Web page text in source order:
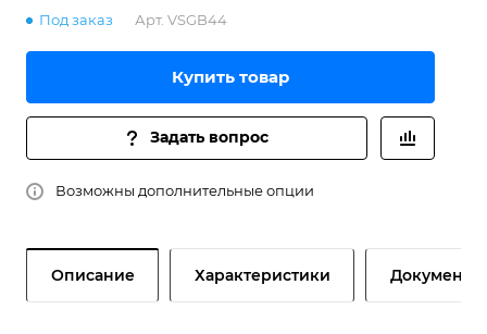
Под заказ Арт. VSGB44
Купить товар
Задать вопрос
Возможны дополнительные опции
Описание Характеристики Документы